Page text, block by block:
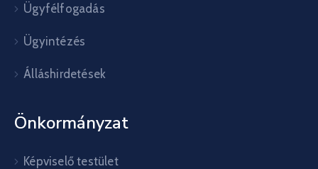
Ügyfélfogadás
Ügyintézés
Álláshirdetések
Önkormányzat
Képviselő testület